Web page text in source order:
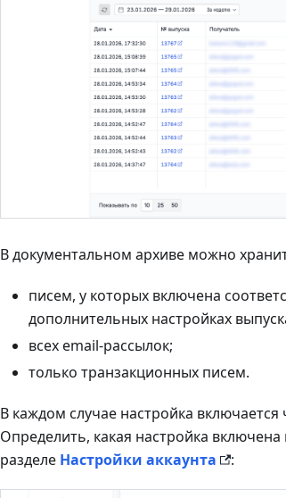
В документальном архиве можно
писем, у которых включена
дополнительных настройках
всех email-рассылок;
только транзакционных писем.
В каждом случае настройка
Определить, какая настройка
разделе Настройки аккаунта :